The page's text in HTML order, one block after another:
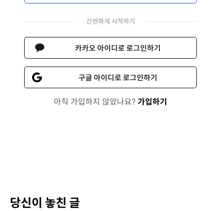
간편하게 시작하기
카카오 아이디로 로그인하기
구글 아이디로 로그인하기
아직 가입하지 않았나요? 가입하기
당신이 놓친 글